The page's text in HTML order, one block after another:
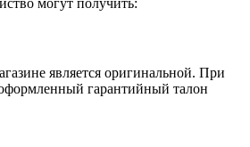
является оригинальной. При
гарантийный талон